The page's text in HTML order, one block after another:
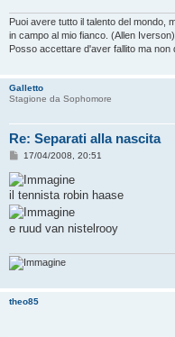
i
o
Puoi avere tutto il talento del mondo,
in campo al mio fianco. (Allen Iverson)
Posso accettare d'aver fallito ma non
Galletto
Stagione da Sophomore
Re: Separati alla nascita
M
s
s
a
g
g
i
17/04/2008, 20:51
il tennista robin haase
e ruud van nistelrooy
theo85